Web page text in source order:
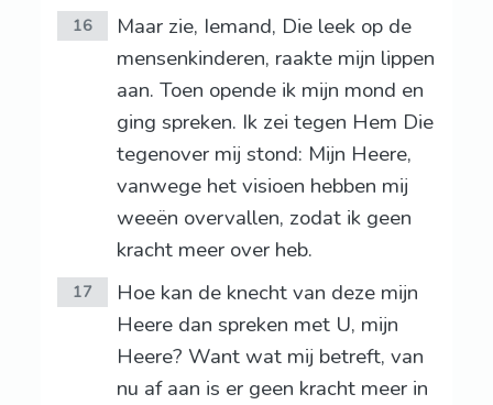
16
Maar zie, Iemand, Die leek op de
mensenkinderen, raakte mijn lippen
aan. Toen opende ik mijn mond en
ging spreken. Ik zei tegen Hem Die
tegenover mij stond: Mijn Heere,
vanwege het visioen hebben mij
weeën overvallen, zodat ik geen
kracht meer over heb.
17
Hoe kan de knecht van deze mijn
Heere dan spreken met U, mijn
Heere? Want wat mij betreft, van
nu af aan is er geen kracht meer in